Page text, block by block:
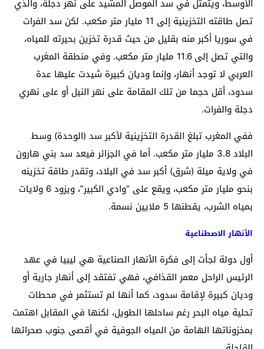
الأوسط، ويتمثل في سد الموصل المشيد على نهر دجلة، والذي
تصل طاقته التخزينية إلى 11 مليار متر مكعب. لكن سد الفرات
في سوريا أكبر منه بقليل من حيث قدرة تخزين بحيرته للمياه،
والتي تصل إلى 11.6 مليار متر مكعب. وفي منطقة المغرب
العربي لا توجد أنهار، وإنما وديان كبيرة شيدت عليها عدة
سدود، أقل حجما من تلك المقامة على نهر النيل أو على نهري
دجلة والفرات.
ففي المغرب تبلغ القدرة التخزينية لأكبر سد (الوحدة) وسط
البلاد 3.8 مليار متر مكعب. أما في الجزائر فيعد سد بني هارون
في ولاية ميلة (شرق) أكبر سد في البلاد، وتقدر طاقة تخزينه
بنحو مليار متر مكعب، ويقع على “وادي الكبير”، ويزود 6 ولايات
بمياه الشرب، يقطنها 5 ملايين نسمة.
الأنهار الاصطناعية
أول دولة لجأت إلى فكرة الأنهار الصناعية هي ليبيا في عهد
الرئيس الراحل معمر القذافي، فهي تفتقد إلى أنهار جارية أو
وديان كبيرة لإقامة سدود، كما أنها لم تستثمر في محطات
تحلية مياه البحر رغم ساحلها الطويل، لكنها في المقابل اهتمت
بمخزوناتها الهامة من المياه الجوفية في أقصى جنوب صحرائها